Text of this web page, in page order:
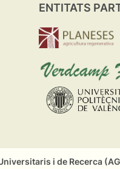
ENTITATS
i de Recerca